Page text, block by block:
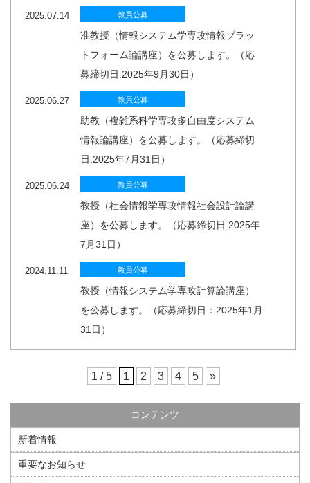
2025.07.14 教員公募
准教授（情報システム学専攻情報プラッ
トフォーム論講座）を公募します。（応
募締切日:2025年9月30日）
2025.06.27 教員公募
助教（複雑系科学専攻多自由度システム
情報論講座）を公募します。（応募締切
日:2025年7月31日）
2025.06.24 教員公募
教授（社会情報学専攻情報社会設計論講
座）を公募します。（応募締切日:2025年
7月31日）
2024.11.11 教員公募
教授（情報システム学専攻計算論講座）
を公募します。（応募締切日：2025年1月
31日）
1 / 5 1 2 3 4 5 »
コンテンツ
新着情報
重要なお知らせ